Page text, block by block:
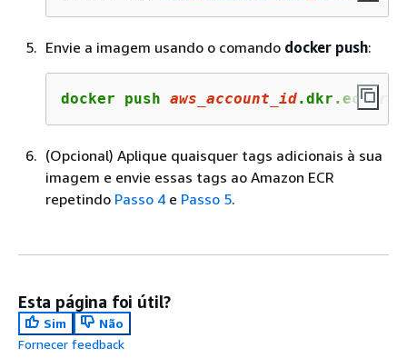
Envie a imagem usando o comando docker push:
docker push aws_account_id.dkr.ecr.
(Opcional) Aplique quaisquer tags adicionais à sua
imagem e envie essas tags ao Amazon ECR
repetindo Passo 4 e Passo 5.
Esta página foi útil?
Sim
Não
Fornecer feedback